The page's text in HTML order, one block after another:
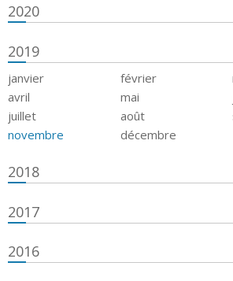
2020
2019
janvier février
avril
mai
juillet
août
novembre
décembre
2018
2017
2016